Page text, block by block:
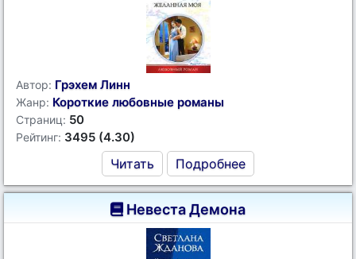
Автор: Грэхем Линн
Жанр: Короткие любовные романы
Страниц: 50
Рейтинг: 3495 (4.30)
Читать Подробнее
Невеста Демона